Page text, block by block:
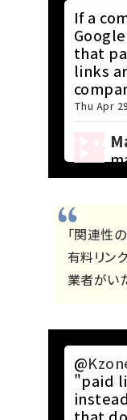
If a
that
links
Thu Apr
「関連性
有料リン
業者がい
@
"paid